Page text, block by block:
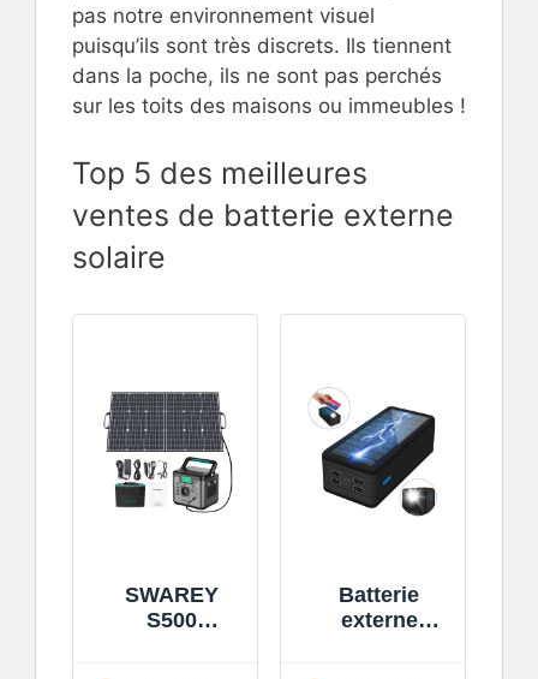
pas notre environnement visuel
puisqu’ils sont très discrets. Ils tiennent
dans la poche, ils ne sont pas perchés
sur les toits des maisons ou immeubles !
Top 5 des meilleures
ventes de batterie externe
solaire
SWAREY
S500
Batterie
externe